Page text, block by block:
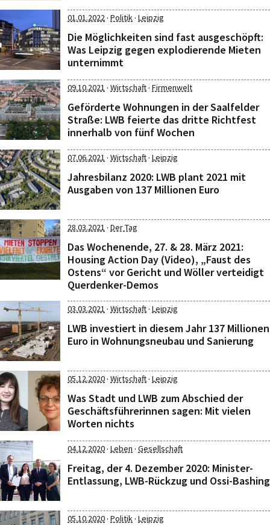
01.01.2022· Politik· Leipzig
Die Möglichkeiten sind fast ausgeschöpft:
Was Leipzig gegen explodierende Mieten
unternimmt
09.10.2021 · Wirtschaft· Firmenwelt
Geförderte Wohnungen in der Saalfelder
Straße: LWB feierte das dritte Richtfest
innerhalb von fünf Wochen
07.06.2021 · Wirtschaft· Leipzig
Jahresbilanz 2020: LWB plant 2021 mit
Ausgaben von 137 Millionen Euro
28.03.2021 · Der Tag
Das Wochenende, 27. & 28. März 2021:
Housing Action Day (Video), „Faust des
Ostens“ vor Gericht und Wöller verteidigt
Querdenker-Demos
03.03.2021 · Wirtschaft· Leipzig
LWB investiert in diesem Jahr 137 Millionen
Euro in Wohnungsneubau und Sanierung
05.12.2020· Wirtschaft· Leipzig
Was Stadt und LWB zum Abschied der
Geschäftsführerinnen sagen: Mit vielen
Worten nichts
04.12.2020· Leben · Gesellschaft
Freitag, der 4. Dezember 2020: Minister-
Entlassung, LWB-Rückzug und Ossi-Bashing
05.10.2020· Politik· Leipzig